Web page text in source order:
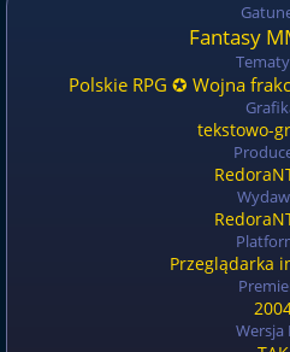
Fantasy
Polskie RPG ✪ Wojna
tekstowo-
Przeglądarka
Wersja